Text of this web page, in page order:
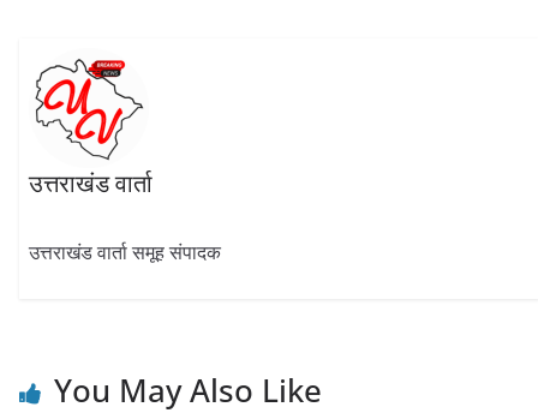
उत्तराखंड वार्ता
उत्तराखंड वार्ता समूह संपादक
You May Also Like